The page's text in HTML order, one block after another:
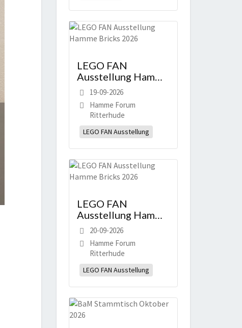
LEGO FAN
Ausstellung Hamme
Bricks 2026
19-09-2026
Hamme Forum
Ritterhude
LEGO FAN Ausstellung
LEGO FAN
Ausstellung Hamme
Bricks 2026
20-09-2026
Hamme Forum
Ritterhude
LEGO FAN Ausstellung